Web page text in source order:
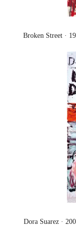
Broken Street ·
Dora Suarez ·